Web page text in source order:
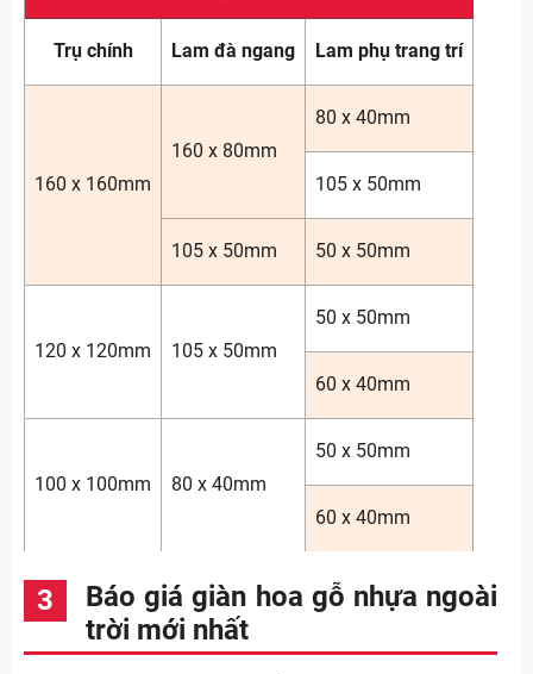
Trụ chính Lam đà ngang Lam phụ trang trí
160 x 160mm
160 x 80mm
80 x 40mm
105 x 50mm
105 x 50mm 50 x 50mm
120 x 120mm 105 x 50mm
50 x 50mm
60 x 40mm
100 x 100mm 80 x 40mm
50 x 50mm
60 x 40mm
Báo giá giàn hoa gỗ nhựa ngoài
trời mới nhất